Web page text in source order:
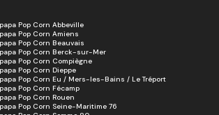
Pop Corn Abbeville
Pop Corn Amiens
Pop Corn Beauvais
Pop Corn Berck-sur-Mer
Pop Corn Compiègne
Pop Corn Dieppe
Pop Corn Eu / Mers-les-Bains / Le Tréport
Pop Corn Fécamp
Pop Corn Rouen
Pop Corn Seine-Maritime 76